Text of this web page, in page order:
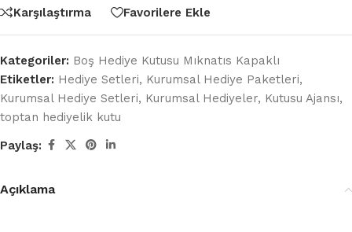
Karşılaştırma Favorilere Ekle
Kategoriler: Boş Hediye Kutusu Mıknatıs Kapaklı
Etiketler: Hediye Setleri, Kurumsal Hediye Paketleri,
Kurumsal Hediye Setleri, Kurumsal Hediyeler, Kutusu Ajansı,
toptan hediyelik kutu
Paylaş:
Açıklama